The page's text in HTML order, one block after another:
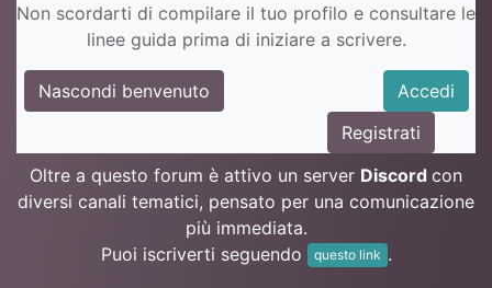
Non scordarti di compilare il tuo profilo e consultare le
linee guida prima di iniziare a scrivere.
Nascondi benvenuto
Accedi
Registrati
Oltre a questo forum è attivo un server Discord con
diversi canali tematici, pensato per una comunicazione
più immediata.
Puoi iscriverti seguendo
questo link .